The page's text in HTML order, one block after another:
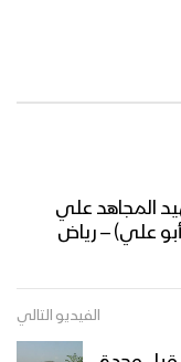
يكشف عن
الحرية “تحرير
– البيضاء”
المجاهد علي
علي) – رياض
الفيديو التالي